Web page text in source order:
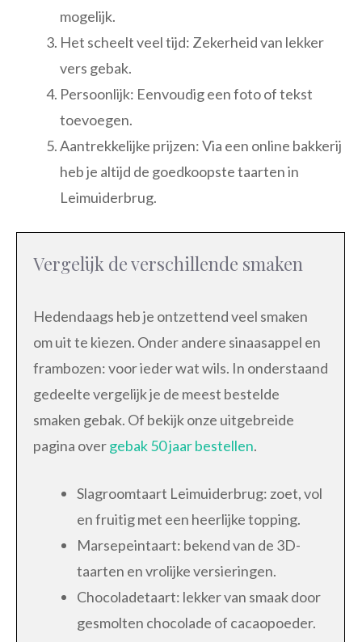
mogelijk.
Het scheelt veel tijd: Zekerheid van lekker
vers gebak.
Persoonlijk: Eenvoudig een foto of tekst
toevoegen.
Aantrekkelijke prijzen: Via een online bakkerij
heb je altijd de goedkoopste taarten in
Leimuiderbrug.
Vergelijk de verschillende smaken
Hedendaags heb je ontzettend veel smaken
om uit te kiezen. Onder andere sinaasappel en
frambozen: voor ieder wat wils. In onderstaand
gedeelte vergelijk je de meest bestelde
smaken gebak. Of bekijk onze uitgebreide
pagina overgebak 50 jaar bestellen.
Slagroomtaart Leimuiderbrug: zoet, vol
en fruitig met een heerlijke topping.
Marsepeintaart: bekend van de 3D-
taarten en vrolijke versieringen.
Chocoladetaart: lekker van smaak door
gesmolten chocolade of cacaopoeder.